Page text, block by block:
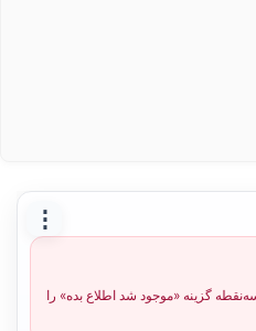
⋮
گزینه «موجود شد اطلاع بده» را